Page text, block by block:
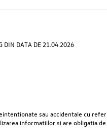
DIN DATA DE 21.04.2026
sau accidentale cu
informatiilor si are obligatia